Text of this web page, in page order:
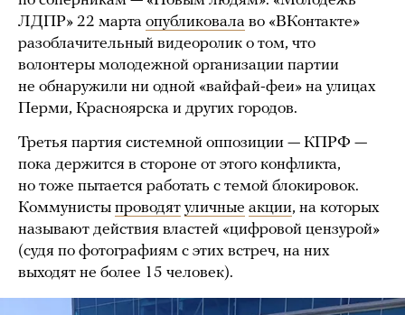
ЛДПР» 22 марта опубликовала во «ВКонтакте»
разоблачительный видеоролик о том, что
волонтеры молодежной организации партии
не обнаружили ни одной «вайфай-феи» на улицах
Перми, Красноярска и других городов.
Третья партия системной оппозиции — КПРФ —
пока держится в стороне от этого конфликта,
но тоже пытается работать с темой блокировок.
Коммунисты проводят уличные акции, на которых
называют действия властей «цифровой цензурой»
(судя по фотографиям с этих встреч, на них
выходят не более 15 человек).